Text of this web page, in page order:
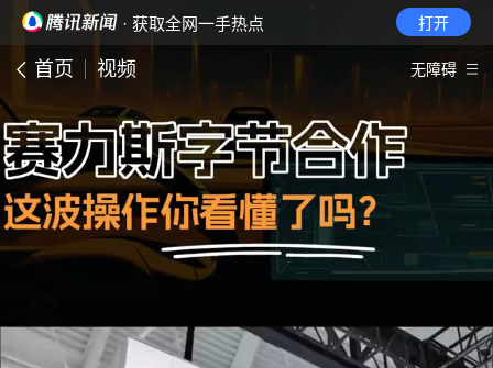
· 获取全网一手热点 打开
首页 视频 无障碍